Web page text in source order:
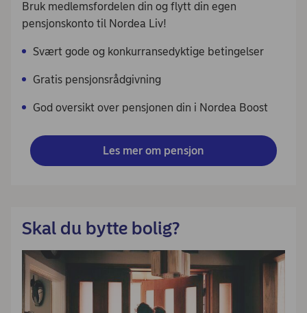
Bruk medlemsfordelen din og flytt din egen
pensjonskonto til Nordea Liv!
Svært gode og konkurransedyktige betingelser
Gratis pensjonsrådgivning
God oversikt over pensjonen din i Nordea Boost
Les mer om pensjon
Skal du bytte bolig?